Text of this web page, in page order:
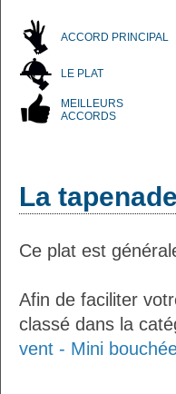
ACCORD PRINCIPAL
LE PLAT
MEILLEURS
ACCORDS
La
Ce plat est
Afin de faciliter
classé dans la
vent - Mini